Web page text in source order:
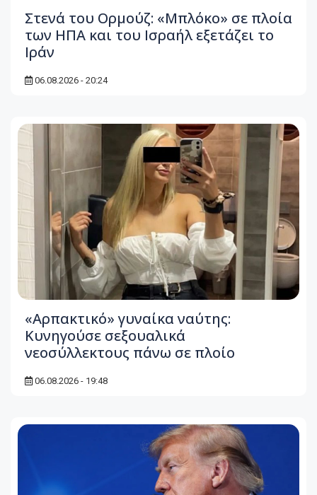
Στενά του Ορμούζ: «Μπλόκο» σε πλοία
των ΗΠΑ και του Ισραήλ εξετάζει το
Ιράν
06.08.2026 - 20:24
«Αρπακτικό» γυναίκα ναύτης:
Κυνηγούσε σεξουαλικά
νεοσύλλεκτους πάνω σε πλοίο
06.08.2026 - 19:48